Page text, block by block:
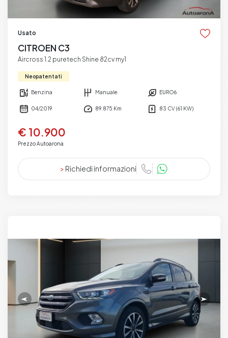
Usato
CITROEN C3
Aircross 1.2 puretech Shine 82cv my1
Neopatentati
Benzina Manuale EURO6
04/2019 89.875 Km 83 CV (61 KW)
€ 10.900
Prezzo Autoarona
> Richiedi informazioni